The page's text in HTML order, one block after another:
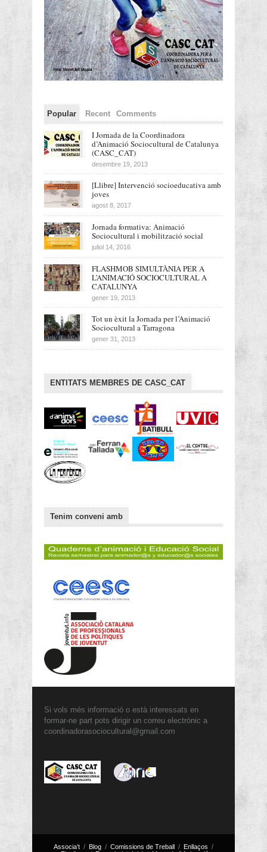
Popular Recent Comments
I Jornada de la Coordinadora
d’Animació Sociocultural de Catalunya
(CASC_CAT)
desembre 19, 2013
[Llibre] Intervenció socioeducativa amb
joves
agost 8, 2017
Jornada formativa: Animació
Sociocultural i mobilització social
juliol 14, 2016
FLASHMOB SIMULTÀNIA PER A
L’ANIMACIÓ SOCIOCULTURAL A
CATALUNYA
gener 19, 2013
Tot un èxit la Jornada per l’Animació
Sociocultural a Tarragona
gener 31, 2013
ENTITATS MEMBRES DE CASC_CAT
Tenim conveni amb
Si vols més informació o està interessats en
formar-ne part pots dirigir un correu electrònic a
coordinadorasociocultural@gmail.com
Associa’t Blog Comissions de Treball
Enllaços